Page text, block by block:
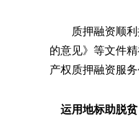
质押融资顺利
的意见》等文件
产权质押融资服
运用地标助脱贫